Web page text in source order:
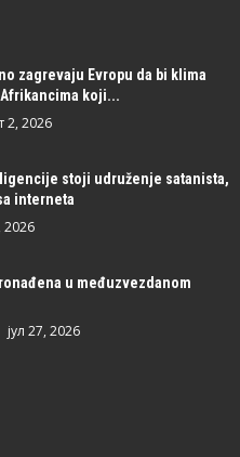
zagrevaju Evropu da bi klima
koji...
2, 2026
stoji udruženje satanista,
interneta
2026
u međuzvezdanom
јул 27, 2026